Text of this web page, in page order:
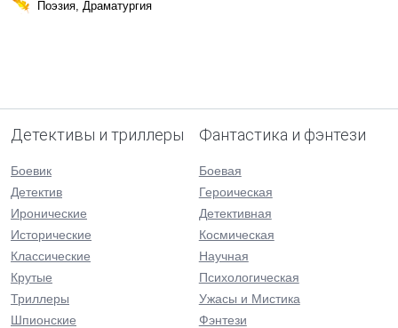
Поэзия, Драматургия
Детективы и триллеры
Боевик
Детектив
Иронические
Исторические
Классические
Крутые
Триллеры
Шпионские
Фантастика и фэнтези
Боевая
Героическая
Детективная
Космическая
Научная
Психологическая
Ужасы и Мистика
Фэнтези